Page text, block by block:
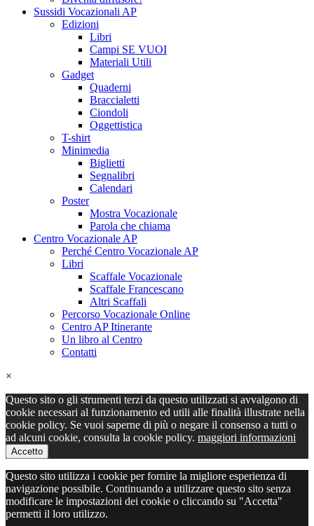
Sussidi Vocazionali AP
Edizioni
Libri
Campi SE VUOI
Materiali Utili
Gadget
Quaderni
Braccialetti
Ciondoli
Oggettistica
T-shirt
Minimedia
Biglietti
Segnalibri
Calendari
Poster
Mostra Vocazionale
Parola che chiama
Centro Vocazionale AP
Perché Centro Vocazionale AP
Libri
Scaffale Vocazionale
Scaffale Francescano
Altri Scaffali
Percorso Vocazionale Online
Centro AP Itinerante
Un libro al Centro
Contatti
×
Questo sito o gli strumenti terzi da questo utilizzati si avvalgono di
cookie necessari al funzionamento ed utili alle finalità illustrate nella
cookie policy. Se vuoi saperne di più o negare il consenso a tutti o
ad alcuni cookie, consulta la cookie policy. maggiori informazioni
Accetto
Questo sito utilizza i cookie per fornire la migliore esperienza di
navigazione possibile. Continuando a utilizzare questo sito senza
modificare le impostazioni dei cookie o cliccando su "Accetta"
permetti il loro utilizzo.